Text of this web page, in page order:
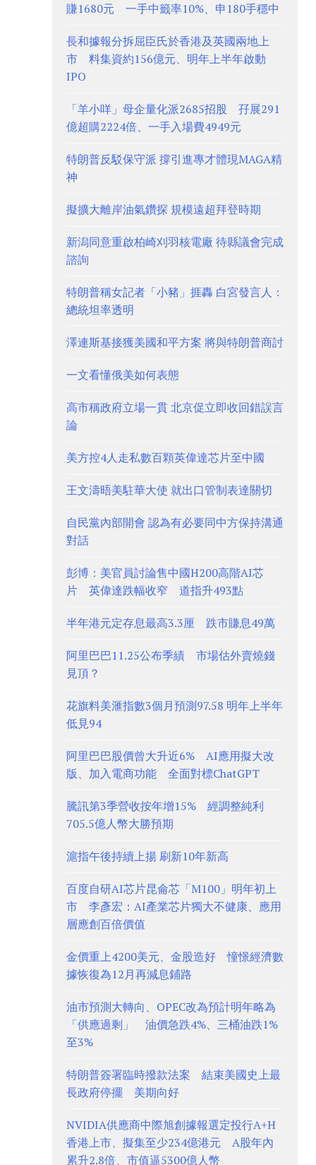
賺1680元 一手中籤率10%、申180手穩中
長和據報分拆屈臣氏於香港及英國兩地上
市 料集資約156億元、明年上半年啟動
IPO
「羊小咩」母企量化派2685招股 孖展291
億超購2224倍、一手入場費4949元
特朗普反駁保守派 撐引進專才體現MAGA精
神
擬擴大離岸油氣鑽探 規模遠超拜登時期
新潟同意重啟柏崎刈羽核電廠 待縣議會完成
諮詢
特朗普稱女記者「小豬」捱轟 白宮發言人：
總統坦率透明
澤連斯基接獲美國和平方案 將與特朗普商討
一文看懂俄美如何表態
高市稱政府立場一貫 北京促立即收回錯誤言
論
美方控4人走私數百顆英偉達芯片至中國
王文濤晤美駐華大使 就出口管制表達關切
自民黨內部開會 認為有必要同中方保持溝通
對話
彭博：美官員討論售中國H200高階AI芯
片 英偉達跌幅收窄 道指升493點
半年港元定存息最高3.3厘 跌市賺息49萬
阿里巴巴11.25公布季績 市場估外賣燒錢
見頂？
花旗料美滙指數3個月預測97.58 明年上半年
低見94
阿里巴巴股價曾大升近6% AI應用擬大改
版、加入電商功能 全面對標ChatGPT
騰訊第3季營收按年增15% 經調整純利
705.5億人幣大勝預期
滬指午後持續上揚 刷新10年新高
百度自研AI芯片昆侖芯「M100」明年初上
市 李彥宏：AI產業芯片獨大不健康、應用
層應創百倍價值
金價重上4200美元、金股造好 憧憬經濟數
據恢復為12月再減息鋪路
油市預測大轉向、OPEC改為預計明年略為
「供應過剩」 油價急跌4%、三桶油跌1%
至3%
特朗普簽署臨時撥款法案 結束美國史上最
長政府停擺 美期向好
NVIDIA供應商中際旭創據報選定投行A+H
香港上市、擬集至少234億港元 A股年內
累升2.8倍、市值逼5300億人幣